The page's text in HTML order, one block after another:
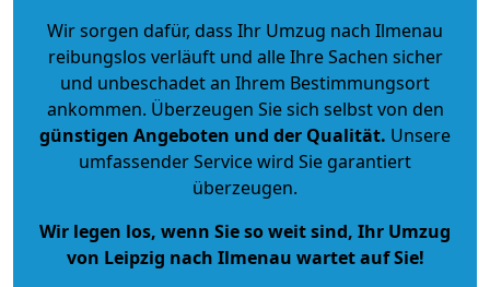
Wir sorgen dafür, dass Ihr Umzug nach Ilmenau
reibungslos verläuft und alle Ihre Sachen sicher
und unbeschadet an Ihrem Bestimmungsort
ankommen. Überzeugen Sie sich selbst von den
günstigen Angeboten und der Qualität. Unsere
umfassender Service wird Sie garantiert
überzeugen.
Wir legen los, wenn Sie so weit sind, Ihr Umzug
von Leipzig nach Ilmenau wartet auf Sie!